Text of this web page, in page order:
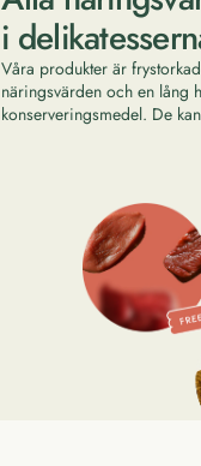
i
Våra produkter är
näringsvärden och en lång
konserveringsmedel. De